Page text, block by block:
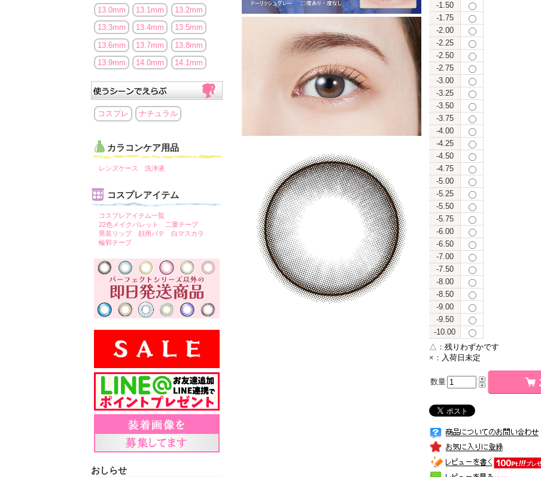
13.0mm
13.1mm
13.2mm
13.3mm
13.4mm
13.5mm
13.6mm
13.7mm
13.8mm
13.9mm
14.0mm 14.1mm
コスプレ ナチュラル
カラコンケア用品
レンズケース 洗浄液
コスプレアイテム
コスプレアイテム一覧
22色メイクパレット
二重テープ
男装リップ
顔用パテ
白マスカラ
輪郭テープ
おしらせ
-1.50
-1.75
-2.00
-2.25
-2.50
-2.75
-3.00
-3.25
-3.50
-3.75
-4.00
-4.25
-4.50
-4.75
-5.00
-5.25
-5.50
-5.75
-6.00
-6.50
-7.00
-7.50
-8.00
-8.50
-9.00
-9.50
-10.00
△： 残りわずかです
×： 入荷日未定
数量